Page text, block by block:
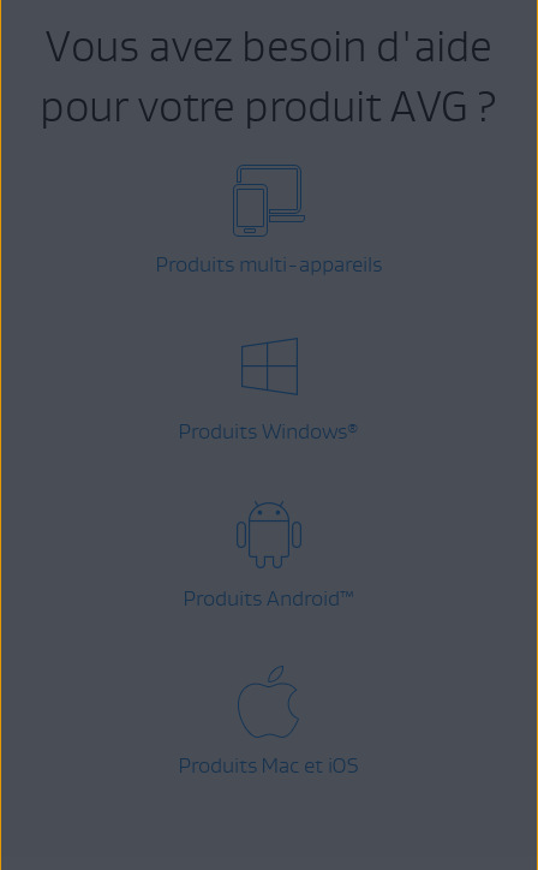
Vous avez besoin d'aide
pour votre produit AVG ?
Produits multi-appareils
Produits Windows®
Produits Android™
Produits Mac et iOS